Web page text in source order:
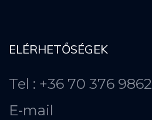
ELÉRHETŐSÉGEK
Tel : +36 70 376 9862
E-mail